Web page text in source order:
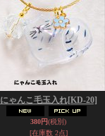
にゃんこ毛玉入れ[KD-20]
380円(税別)
[在庫数 2点]